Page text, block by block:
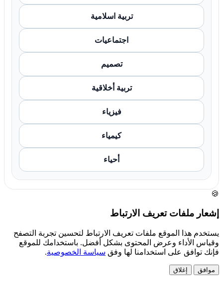
تربية اسلامية
اجتماعيات
تصميم
تربية أخلاقية
فيزياء
كيمياء
أحياء
🍪
إشعار ملفات تعريف الارتباط
يستخدم هذا الموقع ملفات تعريف الارتباط لتحسين تجربة التصفح
وقياس الأداء وعرض المحتوى بشكل أفضل. باستخدامك للموقع
فإنك توافق على استخدامنا لها وفق سياسة الخصوصية.
موافق إغلاق